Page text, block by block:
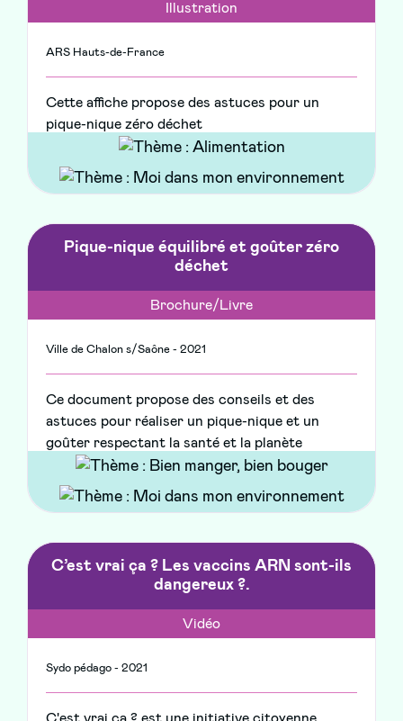
Illustration
ARS Hauts-de-France
Cette affiche propose des astuces pour un
pique-nique zéro déchet
Pique-nique équilibré et goûter zéro
déchet
Brochure/Livre
Ville de Chalon s/Saône - 2021
Ce document propose des conseils et des
astuces pour réaliser un pique-nique et un
goûter respectant la santé et la planète
C’est vrai ça ? Les vaccins ARN sont-ils
dangereux ?.
Vidéo
Sydo pédago - 2021